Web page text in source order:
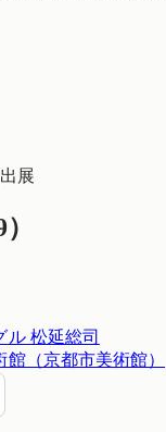
展
）
ル 松延総司
（京都市美術館）